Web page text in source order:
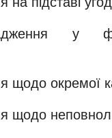
у
окремої
щодо